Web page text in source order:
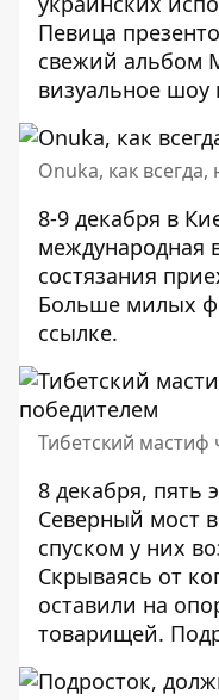
Певица
свежий альбом
визуальное шоу
Onuka, как всегда,
8-9 декабря в
международная
состязания
Больше милых
ссылке.
Тибетский мастиф
8 декабря, пять
Северный мост
спуском у них
Скрываясь от
оставили на
товарищей.